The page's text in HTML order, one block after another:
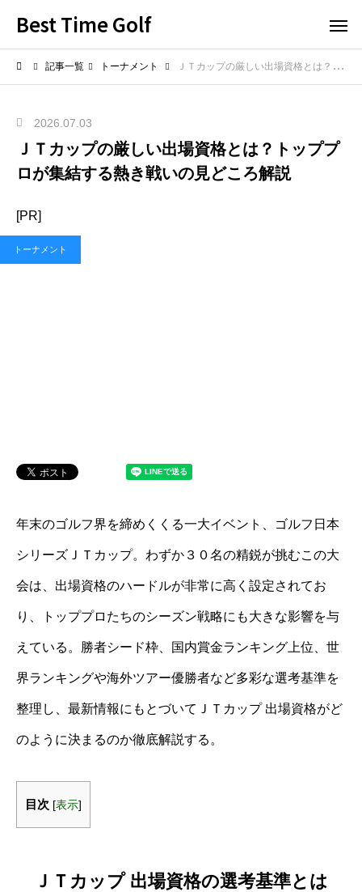
Best Time Golf
記事一覧 トーナメント ＪＴカップの厳しい出場資格とは？トッププロが集結する熱き戦いの見どころ解説
2026.07.03
ＪＴカップの厳しい出場資格とは？トッププ
ロが集結する熱き戦いの見どころ解説
[PR]
トーナメント
年末のゴルフ界を締めくくる一大イベント、ゴルフ日本
シリーズＪＴカップ。わずか３０名の精鋭が挑むこの大
会は、出場資格のハードルが非常に高く設定されてお
り、トッププロたちのシーズン戦略にも大きな影響を与
えている。勝者シード枠、国内賞金ランキング上位、世
界ランキングや海外ツアー優勝者など多彩な選考基準を
整理し、最新情報にもとづいてＪＴカップ 出場資格がど
のように決まるのか徹底解説する。
目次 [表示]
ＪＴカップ 出場資格の選考基準とは